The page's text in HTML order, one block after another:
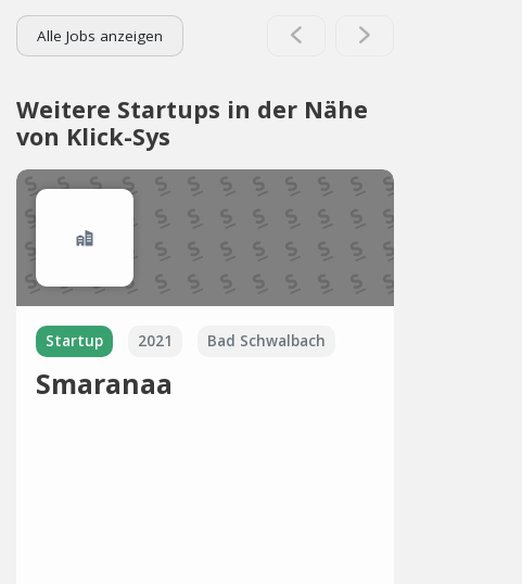
Alle Jobs anzeigen
Weitere Startups in der Nähe
von Klick-Sys
Startup 2021 Bad Schwalbach
Smaranaa